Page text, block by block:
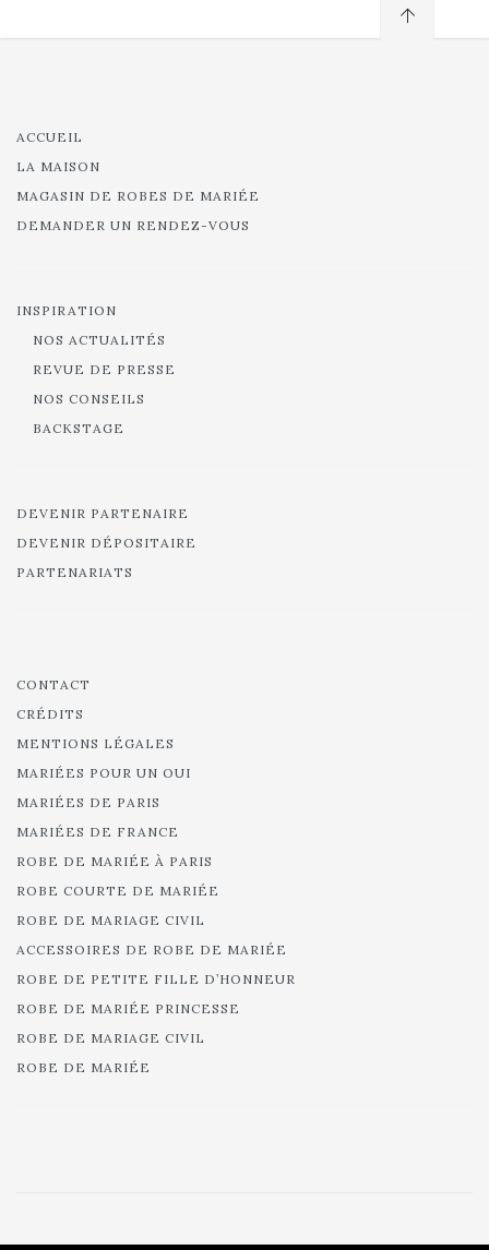
ACCUEIL
LA MAISON
MAGASIN DE ROBES DE MARIÉE
DEMANDER UN RENDEZ-VOUS
INSPIRATION
NOS ACTUALITÉS
REVUE DE PRESSE
NOS CONSEILS
BACKSTAGE
DEVENIR PARTENAIRE
DEVENIR DÉPOSITAIRE
PARTENARIATS
CONTACT
CRÉDITS
MENTIONS LÉGALES
MARIÉES POUR UN OUI
MARIÉES DE PARIS
MARIÉES DE FRANCE
ROBE DE MARIÉE À PARIS
ROBE COURTE DE MARIÉE
ROBE DE MARIAGE CIVIL
ACCESSOIRES DE ROBE DE MARIÉE
ROBE DE PETITE FILLE D’HONNEUR
ROBE DE MARIÉE PRINCESSE
ROBE DE MARIAGE CIVIL
ROBE DE MARIÉE